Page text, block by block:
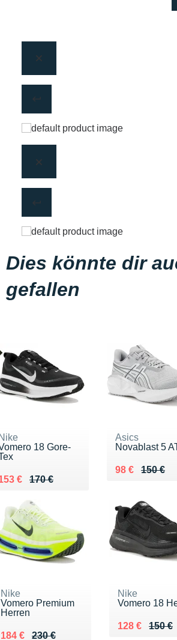
Dies könnte dir
gefallen
18 Gore-
170 €
lieu de 170 €
€ 153 €
Asics
Novablast 5
150 €
Au lieu de 150
98 €
Vendu 98 €
Nike
Vomero Premium
Herren
230 €
Au lieu de 230 €
184 €
Vendu 184 €
Nike
Vomero 18
150 €
Au lieu de
128 €
Vendu 128 €